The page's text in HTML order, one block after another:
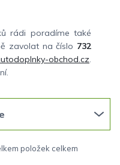
rádi poradíme také
zavolat na číslo 732
obchod.cz.